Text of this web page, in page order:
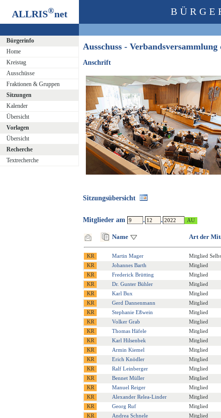
ALLRIS®net
Bürgerinfo
Home
Kreistag
Ausschüsse
Fraktionen & Gruppen
Sitzungen
Kalender
Übersicht
Vorlagen
Übersicht
Recherche
Textrecherche
Ausschuss -
Anschrift
Sitzungsübersicht
Mitglieder am . .
Name Art der
Martin Mager
Mitglied
Johannes Barth
Mitglied
Frederick Brütting
Mitglied
Dr. Gunter Bühler
Mitglied
Karl Bux
Mitglied
Gerd Dannenmann
Mitglied
Stephanie Eßwein
Mitglied
Volker Grab
Mitglied
Thomas Häfele
Mitglied
Karl Hilsenbek
Mitglied
Armin Kiemel
Mitglied
Erich Knödler
Mitglied
Ralf Leinberger
Mitglied
Bennet Müller
Mitglied
Manuel Reiger
Mitglied
Alexander Relea-Linder
Mitglied
Georg Ruf
Mitglied
Andrea Schnele
Mitglied